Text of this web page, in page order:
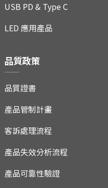
USB PD & Type C
LED 應用產品
品質政策
品質證書
產品管制計畫
客訴處理流程
產品失效分析流程
產品可靠性驗證